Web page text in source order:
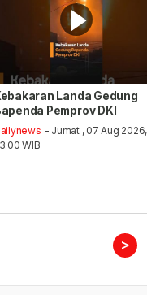
Landa Gedung
Pemprov DKI
- Jumat , 07 Aug 2026,
WIB
>